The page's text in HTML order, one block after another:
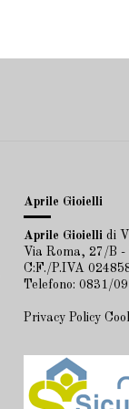
Aprile Gioielli
Aprile Gioielli di
Via Roma, 27/B
C:F./P.IVA
Telefono: 0831/
Privacy Policy